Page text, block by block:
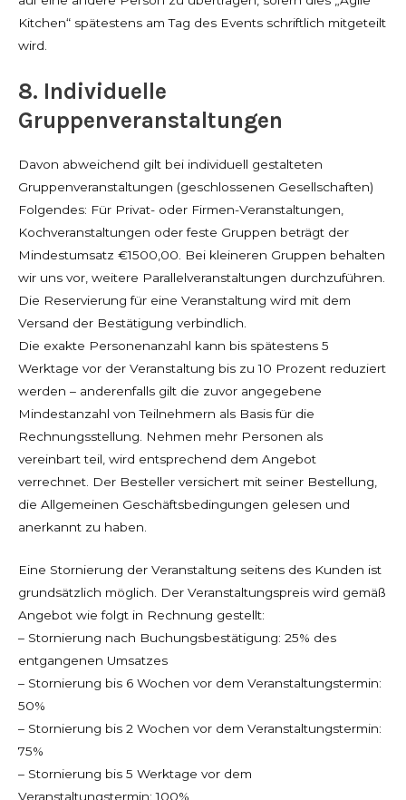
Kitchen“ spätestens am Tag des Events schriftlich mitgeteilt
wird.
8. Individuelle
Gruppenveranstaltungen
Davon abweichend gilt bei individuell gestalteten
Gruppenveranstaltungen (geschlossenen Gesellschaften)
Folgendes: Für Privat- oder Firmen-Veranstaltungen,
Kochveranstaltungen oder feste Gruppen beträgt der
Mindestumsatz €1500,00. Bei kleineren Gruppen behalten
wir uns vor, weitere Parallelveranstaltungen durchzuführen.
Die Reservierung für eine Veranstaltung wird mit dem
Versand der Bestätigung verbindlich.
Die exakte Personenanzahl kann bis spätestens 5
Werktage vor der Veranstaltung bis zu 10 Prozent reduziert
werden – anderenfalls gilt die zuvor angegebene
Mindestanzahl von Teilnehmern als Basis für die
Rechnungsstellung. Nehmen mehr Personen als
vereinbart teil, wird entsprechend dem Angebot
verrechnet. Der Besteller versichert mit seiner Bestellung,
die Allgemeinen Geschäftsbedingungen gelesen und
anerkannt zu haben.
Eine Stornierung der Veranstaltung seitens des Kunden ist
grundsätzlich möglich. Der Veranstaltungspreis wird gemäß
Angebot wie folgt in Rechnung gestellt:
– Stornierung nach Buchungsbestätigung: 25% des
entgangenen Umsatzes
– Stornierung bis 6 Wochen vor dem Veranstaltungstermin:
50%
– Stornierung bis 2 Wochen vor dem Veranstaltungstermin:
75%
– Stornierung bis 5 Werktage vor dem
Veranstaltungstermin: 100%